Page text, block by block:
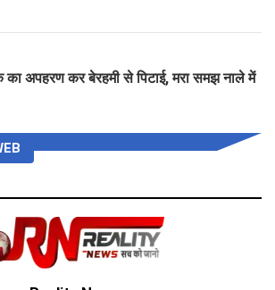
अपहरण कर बेरहमी से पिटाई, मरा समझ नाले में